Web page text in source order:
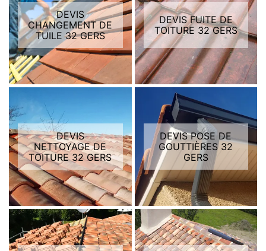
DEVIS
CHANGEMENT DE
TUILE 32 GERS
DEVIS FUITE DE
TOITURE 32 GERS
DEVIS
NETTOYAGE DE
TOITURE 32 GERS
DEVIS POSE DE
GOUTTIÈRES 32
GERS